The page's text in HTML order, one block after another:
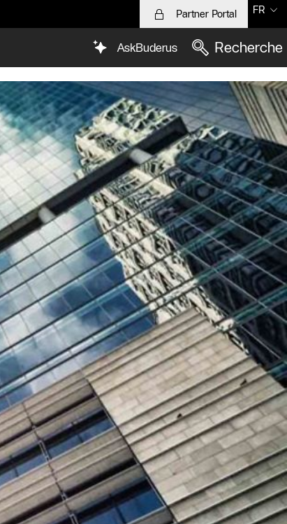
Partner Portal FR
AskBuderus Recherche